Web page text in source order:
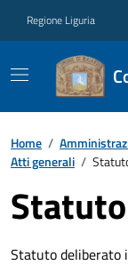
Regione Liguria
Home /
Atti generali /
Statuto
Statuto deliberato